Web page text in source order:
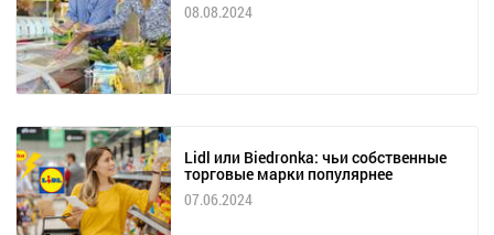
08.08.2024
Lidl или Biedronka: чьи собственные
торговые марки популярнее
07.06.2024